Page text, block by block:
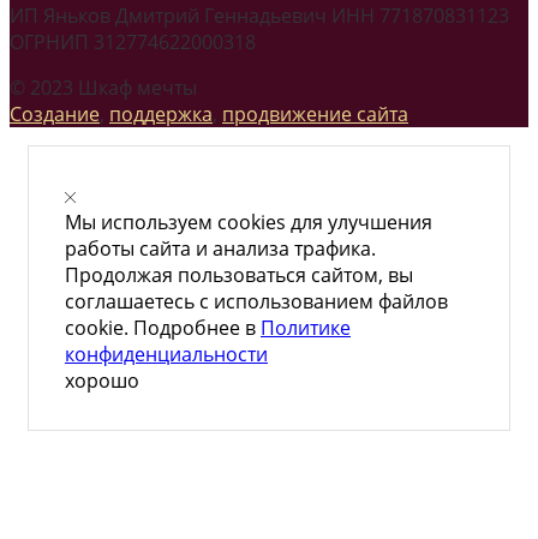
ИП Яньков Дмитрий Геннадьевич ИНН 771870831123
ОГРНИП 312774622000318
© 2023 Шкаф мечты
Создание, поддержка, продвижение сайта
Мы используем cookies для улучшения
работы сайта и анализа трафика.
Продолжая пользоваться сайтом, вы
соглашаетесь с использованием файлов
cookie. Подробнее в Политике
конфиденциальности
хорошо